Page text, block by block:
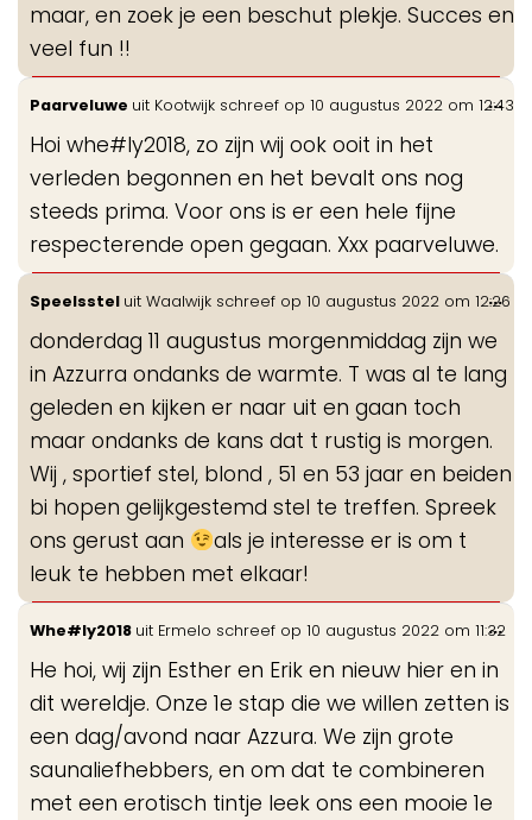
maar, en zoek je een beschut plekje. Succes en
veel fun !!
Paarveluwe uit Kootwijk schreef op 10 augustus 2022 om 12:43
Hoi whe#ly2018, zo zijn wij ook ooit in het
verleden begonnen en het bevalt ons nog
steeds prima. Voor ons is er een hele fijne
respecterende open gegaan. Xxx paarveluwe.
...
Speelsstel uit Waalwijk schreef op 10 augustus 2022 om 12:26
donderdag 11 augustus morgenmiddag zijn we
in Azzurra ondanks de warmte. T was al te lang
geleden en kijken er naar uit en gaan toch
maar ondanks de kans dat t rustig is morgen.
Wij , sportief stel, blond , 51 en 53 jaar en beiden
bi hopen gelijkgestemd stel te treffen. Spreek
ons gerust aan
als je interesse er is om t
leuk te hebben met elkaar!
...
Whe#ly2018 uit Ermelo schreef op 10 augustus 2022 om 11:32
He hoi, wij zijn Esther en Erik en nieuw hier en in
dit wereldje. Onze 1e stap die we willen zetten is
een dag/avond naar Azzura. We zijn grote
saunaliefhebbers, en om dat te combineren
met een erotisch tintje leek ons een mooie 1e
...